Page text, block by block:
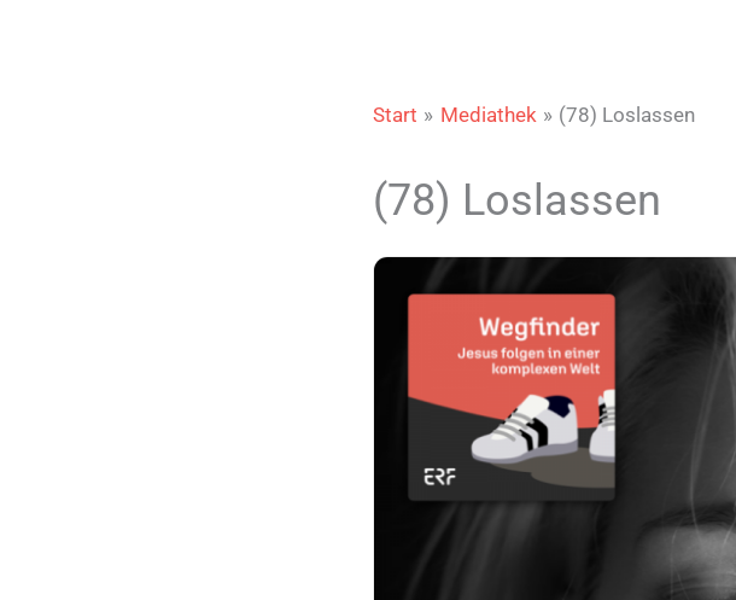
Start Mediathek (78) Loslassen
(78) Loslassen